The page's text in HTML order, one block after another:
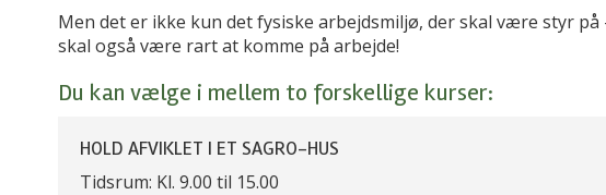
Men det er ikke kun det fysiske arbejdsmiljø, der skal være styr på
skal også være rart at komme på arbejde!
Du kan vælge i mellem to forskellige kurser:
HOLD AFVIKLET I ET SAGRO-HUS
Tidsrum: Kl. 9.00 til 15.00